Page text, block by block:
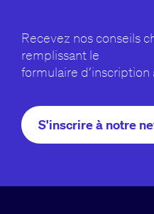
Recevez nos conseils
remplissant le
formulaire
S'inscrire à notre